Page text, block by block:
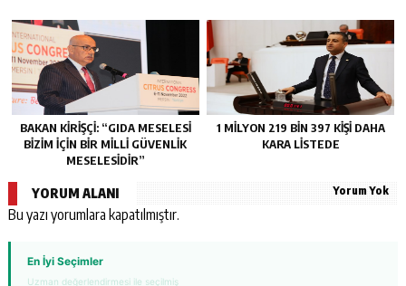
BAKAN KİRİŞÇİ: “GIDA MESELESİ
BİZİM İÇİN BİR MİLLİ GÜVENLİK
MESELESİDİR”
1 MİLYON 219 BİN 397 KİŞİ DAHA
KARA LİSTEDE
YORUM ALANI Yorum Yok
Bu yazı yorumlara kapatılmıştır.
En İyi Seçimler
Uzman değerlendirmesi ile seçilmiş